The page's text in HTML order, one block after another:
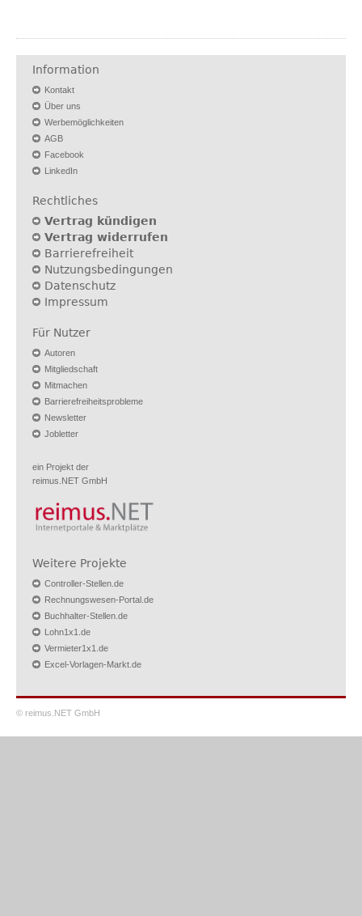
Information
Kontakt
Über uns
Werbemöglichkeiten
AGB
Facebook
LinkedIn
Rechtliches
Vertrag kündigen
Vertrag widerrufen
Barrierefreiheit
Nutzungsbedingungen
Datenschutz
Impressum
Für Nutzer
Autoren
Mitgliedschaft
Mitmachen
Barrierefreiheitsprobleme
Newsletter
Jobletter
ein Projekt der
reimus.NET GmbH
Weitere Projekte
Controller-Stellen.de
Rechnungswesen-Portal.de
Buchhalter-Stellen.de
Lohn1x1.de
Vermieter1x1.de
Excel-Vorlagen-Markt.de
© reimus.NET GmbH